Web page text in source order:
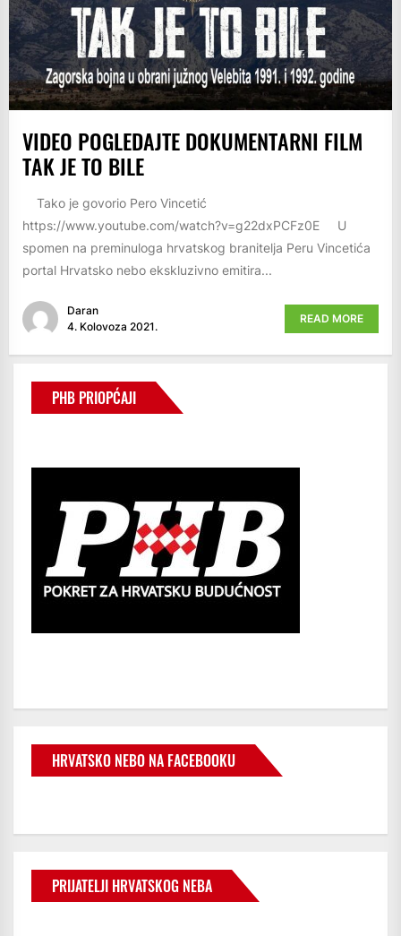
VIDEO POGLEDAJTE DOKUMENTARNI FILM
TAK JE TO BILE
Tako je govorio Pero Vincetić
https://www.youtube.com/watch?v=g22dxPCFz0E U
spomen na preminuloga hrvatskog branitelja Peru Vincetića
portal Hrvatsko nebo ekskluzivno emitira...
Daran
4. Kolovoza 2021.
READ MORE
PHB PRIOPĆAJI
HRVATSKO NEBO NA FACEBOOKU
PRIJATELJI HRVATSKOG NEBA